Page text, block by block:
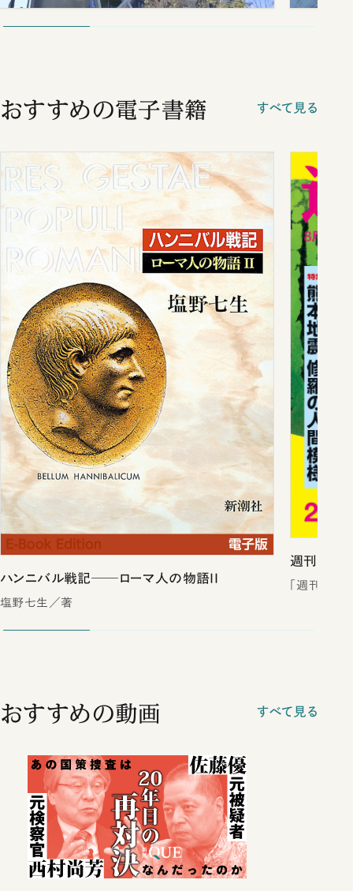
おすすめの電子書籍 すべて見る
ハンニバル戦記──ローマ人の物語II
塩野七生／著
週刊新潮
「週刊新潮
おすすめの動画 すべて見る